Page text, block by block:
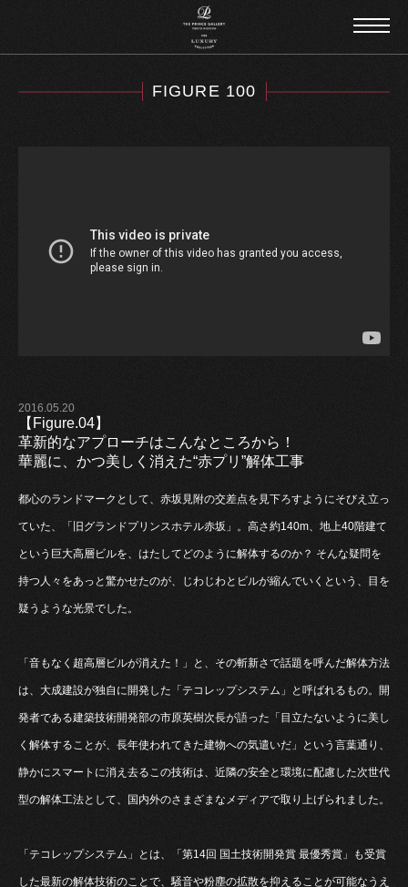
FIGURE 100
2016.05.20
【Figure.04】
革新的なアプローチはこんなところから！
華麗に、かつ美しく消えた“赤プリ”解体工事
都心のランドマークとして、赤坂見附の交差点を見下ろすようにそびえ立っ
ていた、「旧グランドプリンスホテル赤坂」。高さ約140m、地上40階建て
という巨大高層ビルを、はたしてどのように解体するのか？ そんな疑問を
持つ人々をあっと驚かせたのが、じわじわとビルが縮んでいくという、目を
疑うような光景でした。
「音もなく超高層ビルが消えた！」と、その斬新さで話題を呼んだ解体方法
は、大成建設が独自に開発した「テコレップシステム」と呼ばれるもの。開
発者である建築技術開発部の市原英樹次長が語った「目立たないように美し
く解体することが、長年使われてきた建物への気遣いだ」という言葉通り、
静かにスマートに消え去るこの技術は、近隣の安全と環境に配慮した次世代
型の解体工法として、国内外のさまざまなメディアで取り上げられました。
「テコレップシステム」とは、「第14回 国土技術開発賞 最優秀賞」も受賞
した最新の解体技術のことで、騒音や粉塵の拡散を抑えることが可能なうえ